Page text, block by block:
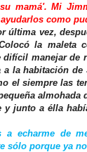
mamá'. Mi
como
última vez,
la maleta
manejar de
a la habitación
el siempre las
almohada
y junto a élla
a echarme de
sólo porque ya